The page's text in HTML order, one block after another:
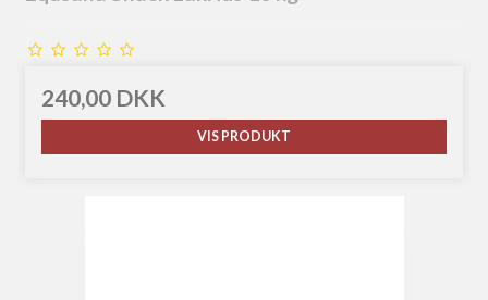
240,00 DKK
VIS PRODUKT